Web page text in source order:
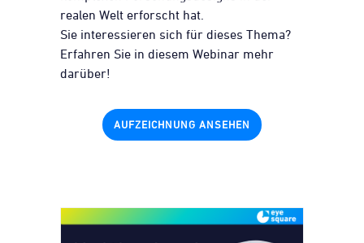
realen Welt erforscht hat.
Sie interessieren sich für dieses Thema?
Erfahren Sie in diesem Webinar mehr
darüber!
AUFZEICHNUNG ANSEHEN